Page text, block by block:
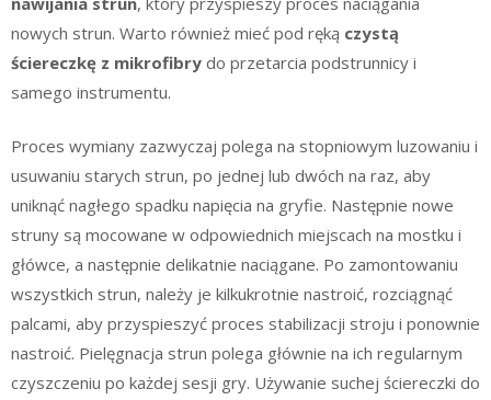
nowych strun. Warto również mieć pod ręką czystą
ściereczkę z mikrofibry do przetarcia podstrunnicy i
samego instrumentu.
Proces wymiany zazwyczaj polega na stopniowym luzowaniu i
usuwaniu starych strun, po jednej lub dwóch na raz, aby
uniknąć nagłego spadku napięcia na gryfie. Następnie nowe
struny są mocowane w odpowiednich miejscach na mostku i
główce, a następnie delikatnie naciągane. Po zamontowaniu
wszystkich strun, należy je kilkukrotnie nastroić, rozciągnąć
palcami, aby przyspieszyć proces stabilizacji stroju i ponownie
nastroić. Pielęgnacja strun polega głównie na ich regularnym
czyszczeniu po każdej sesji gry. Używanie suchej ściereczki do